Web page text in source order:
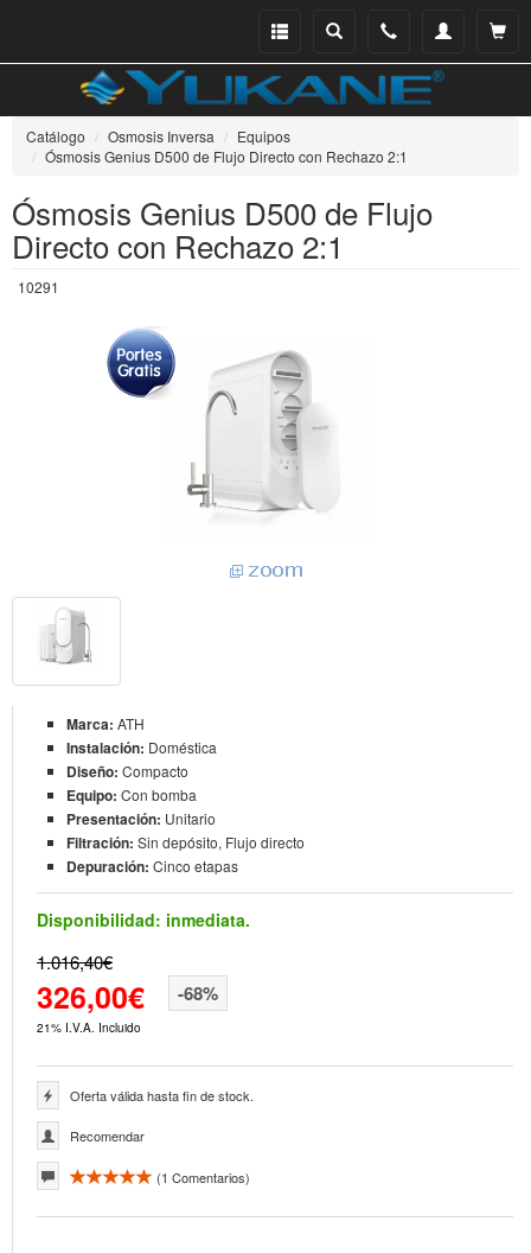
Ver
Mi
Teléfono
Buscar
Menu
Catálogo Osmosis Inversa
Equipos
Ósmosis Genius D500 de Flujo Directo con Rechazo 2:1
Ósmosis Genius D500 de Flujo
Directo con Rechazo 2:1
10291
Marca: ATH
Instalación: Doméstica
Diseño: Compacto
Equipo: Con bomba
Presentación: Unitario
Filtración: Sin depósito, Flujo directo
Depuración: Cinco etapas
Disponibilidad: inmediata.
1.016,40€
326,00€ -68%
21% I.V.A. Incluido
Oferta válida hasta fin de stock.
Recomendar
(1 Comentarios)